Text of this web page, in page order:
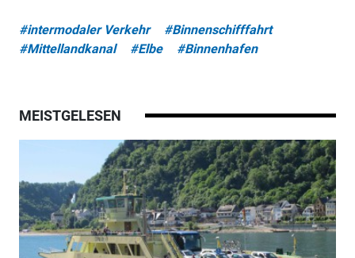
#intermodaler Verkehr
#Binnenschifffahrt
#Mittellandkanal
#Elbe #Binnenhafen
MEISTGELESEN